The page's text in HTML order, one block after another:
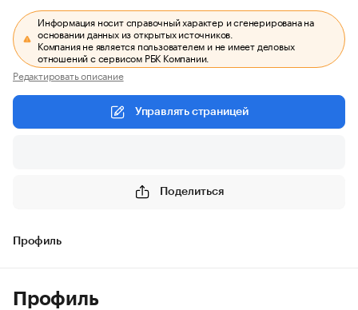
Информация носит справочный характер и сгенерирована на
основании данных из открытых источников.
Компания не является пользователем и не имеет деловых
отношений с сервисом РБК Компании.
Редактировать описание
Управлять страницей
Поделиться
Профиль
Профиль